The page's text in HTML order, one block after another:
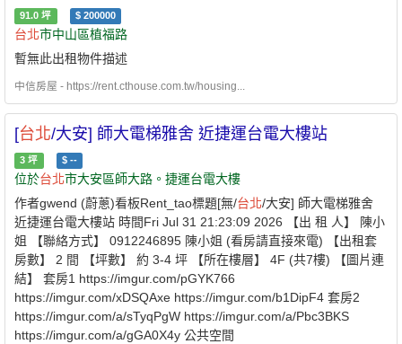
91.0 坪 $ 200000
台北市中山區植福路
暫無此出租物件描述
中信房屋 - https://rent.cthouse.com.tw/housing...
[台北/大安] 師大電梯雅舍 近捷運台電大樓站
3 坪 $ --
位於台北市大安區師大路。捷運台電大樓
作者gwend (蔚蔥)看板Rent_tao標題[無/台北/大安] 師大電梯雅舍
近捷運台電大樓站 時間Fri Jul 31 21:23:09 2026 【出 租 人】 陳小
姐 【聯絡方式】 0912246895 陳小姐 (看房請直接來電) 【出租套
房數】 2 間 【坪數】 約 3-4 坪 【所在樓層】 4F (共7樓) 【圖片連
結】 套房1 https://imgur.com/pGYK766
https://imgur.com/xDSQAxe https://imgur.com/b1DipF4 套房2
https://imgur.com/a/sTyqPgW https://imgur.com/a/Pbc3BKS
https://imgur.com/a/gGA0X4y 公共空間